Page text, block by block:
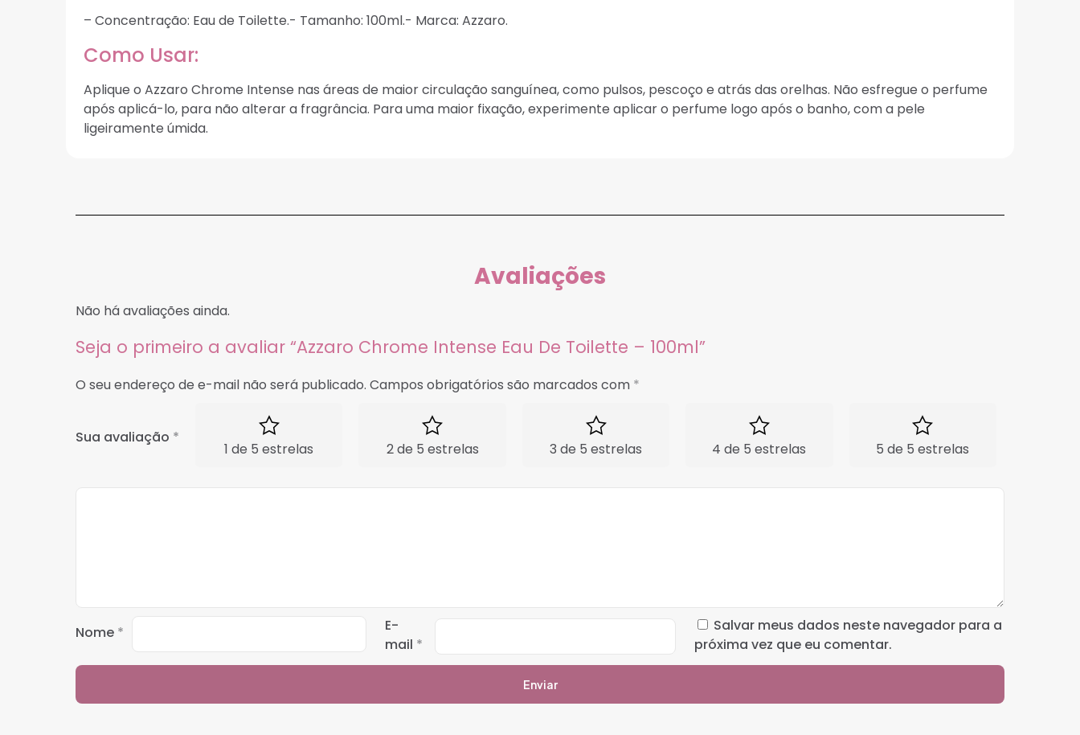
– Concentração: Eau de Toilette.- Tamanho: 100ml.- Marca: Azzaro.
Como Usar:
Aplique o Azzaro Chrome Intense nas áreas de maior circulação sanguínea, como pulsos, pescoço e atrás das orelhas. Não esfregue o perfume
após aplicá-lo, para não alterar a fragrância. Para uma maior fixação, experimente aplicar o perfume logo após o banho, com a pele
ligeiramente úmida.
Avaliações
Não há avaliações ainda.
Seja o primeiro a avaliar “Azzaro Chrome Intense Eau De Toilette – 100ml”
O seu endereço de e-mail não será publicado. Campos obrigatórios são marcados com *
Sua avaliação *
1 de 5 estrelas 2 de 5 estrelas 3 de 5 estrelas 4 de 5 estrelas 5 de 5 estrelas
Nome *
E-
mail *
Salvar meus dados neste navegador para a
próxima vez que eu comentar.